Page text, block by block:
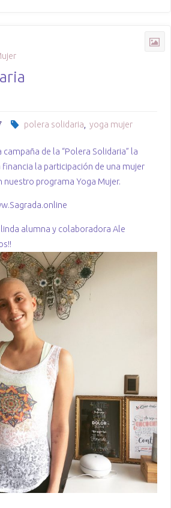
polera solidaria yoga mujer
de la “Polera Solidaria” la
la participación de una mujer
nuestro programa Yoga Mujer.
alumna y colaboradora Ale